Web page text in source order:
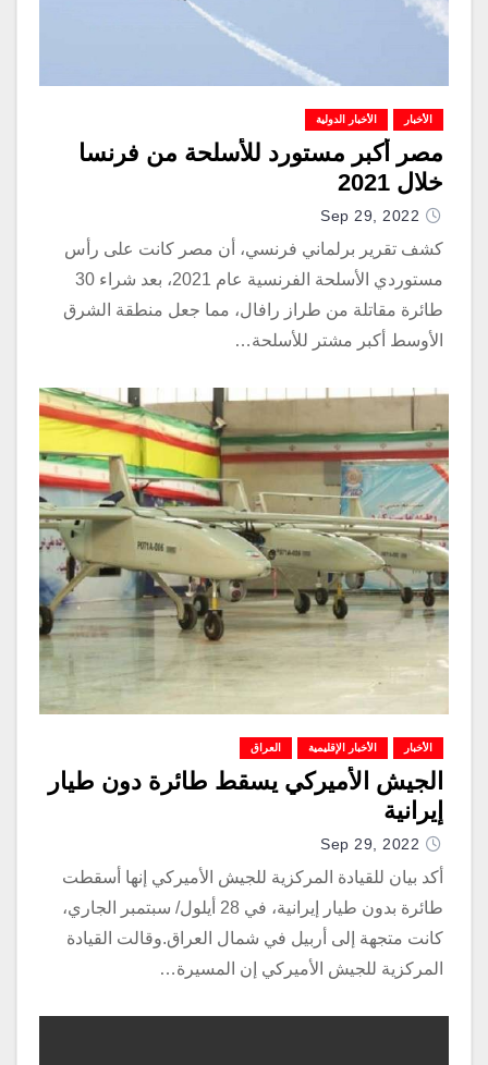
الأخبار الأخبار الدولية
مصر أكبر مستورد للأسلحة من فرنسا
خلال 2021
Sep 29, 2022
كشف تقرير برلماني فرنسي، أن مصر كانت على رأس
مستوردي الأسلحة الفرنسية عام 2021، بعد شراء 30
طائرة مقاتلة من طراز رافال، مما جعل منطقة الشرق
الأوسط أكبر مشتر للأسلحة…
الأخبار الأخبار الإقليمية العراق
الجيش الأميركي يسقط طائرة دون طيار
إيرانية
Sep 29, 2022
أكد بيان للقيادة المركزية للجيش الأميركي إنها أسقطت
طائرة بدون طيار إيرانية، في 28 أيلول/ سبتمبر الجاري،
كانت متجهة إلى أربيل في شمال العراق.وقالت القيادة
المركزية للجيش الأميركي إن المسيرة…